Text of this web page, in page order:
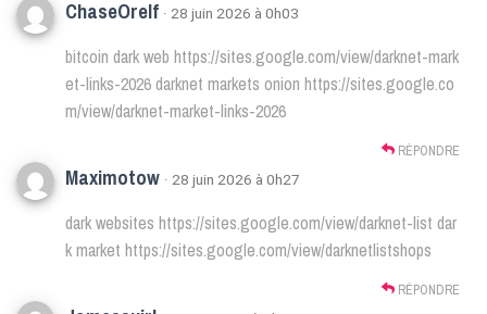
ChaseOrelf · 28 juin 2026 à 0h03
bitcoin dark web https://sites.google.com/view/darknet-mark
et-links-2026darknet markets onion https://sites.google.co
m/view/darknet-market-links-2026
RÉPONDRE
Maximotow · 28 juin 2026 à 0h27
dark websites https://sites.google.com/view/darknet-list dar
k market https://sites.google.com/view/darknetlistshops
RÉPONDRE